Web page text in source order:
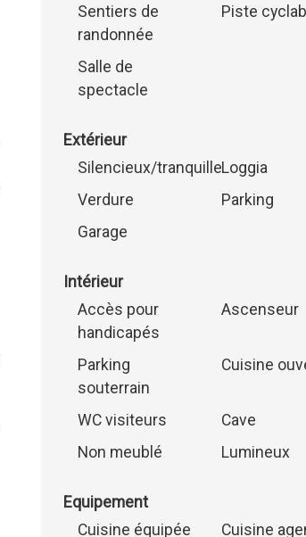
Sentiers de
randonnée
Piste
Salle de
spectacle
Extérieur
Silencieux/tranquilleLoggia
Verdure
Parking
Garage
Intérieur
Accès pour
handicapés
Ascenseur
Parking
souterrain
Cuisine
WC visiteurs
Cave
Non meublé
Lumineux
Equipement
Cuisine équipée
Cuisine